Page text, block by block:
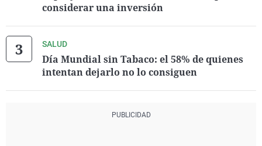
considerar una inversión
SALUD
Día Mundial sin Tabaco: el 58% de quienes
intentan dejarlo no lo consiguen